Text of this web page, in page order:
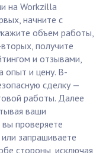
на Workzilla
начните с
объем работы,
получите
и отзывами,
опыт и цену. В-
сделку —
работы. Далее
ваши
проверяете
запрашиваете
стороны, исключая